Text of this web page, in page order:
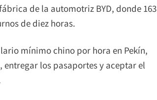
de la automotriz BYD, donde 163
de diez horas.
mínimo chino por hora en Pekín,
los pasaportes y aceptar el